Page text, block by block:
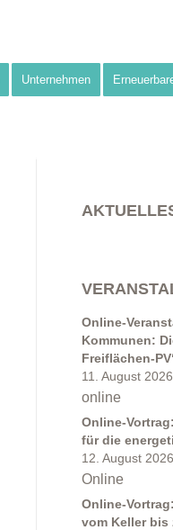
Unternehmen
Online-
Kommunen:
Freiflächen-
11. August 2026
online
Online-
für die
12. August 2026
Online
Online-
vom Keller bis